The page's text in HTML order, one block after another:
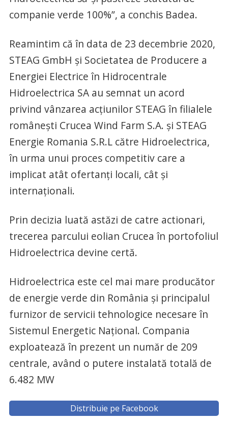
companie verde 100%”, a conchis Badea.
Reamintim că în data de 23 decembrie 2020,
STEAG GmbH și Societatea de Producere a
Energiei Electrice în Hidrocentrale
Hidroelectrica SA au semnat un acord
privind vânzarea acțiunilor STEAG în filialele
românești Crucea Wind Farm S.A. și STEAG
Energie Romania S.R.L către Hidroelectrica,
în urma unui proces competitiv care a
implicat atât ofertanți locali, cât și
internaționali.
Prin decizia luată astăzi de catre actionari,
trecerea parcului eolian Crucea în portofoliul
Hidroelectrica devine certă.
Hidroelectrica este cel mai mare producător
de energie verde din România și principalul
furnizor de servicii tehnologice necesare în
Sistemul Energetic Național. Compania
exploatează în prezent un număr de 209
centrale, având o putere instalată totală de
6.482 MW
Distribuie pe Facebook